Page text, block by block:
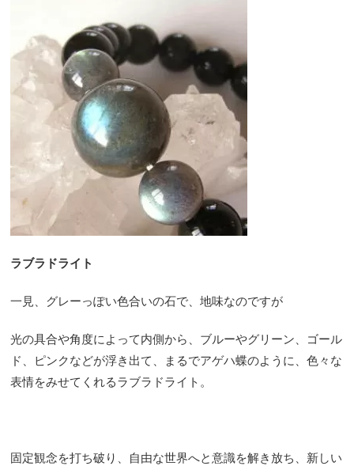
ラブラドライト
一見、グレーっぽい色合いの石で、地味なのですが
光の具合や角度によって内側から、ブルーやグリーン、ゴール
ド、ピンクなどが浮き出て、まるでアゲハ蝶のように、色々な
表情をみせてくれるラブラドライト。
固定観念を打ち破り、自由な世界へと意識を解き放ち、新しい